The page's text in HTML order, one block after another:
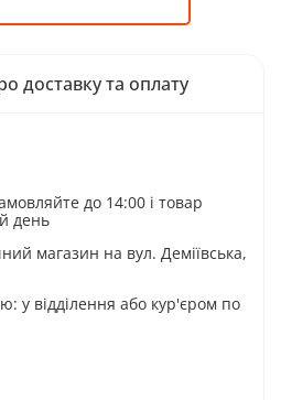
доставку та оплату
до 14:00 і товар
день
магазин на вул. Деміївська,
у відділення або кур'єром по